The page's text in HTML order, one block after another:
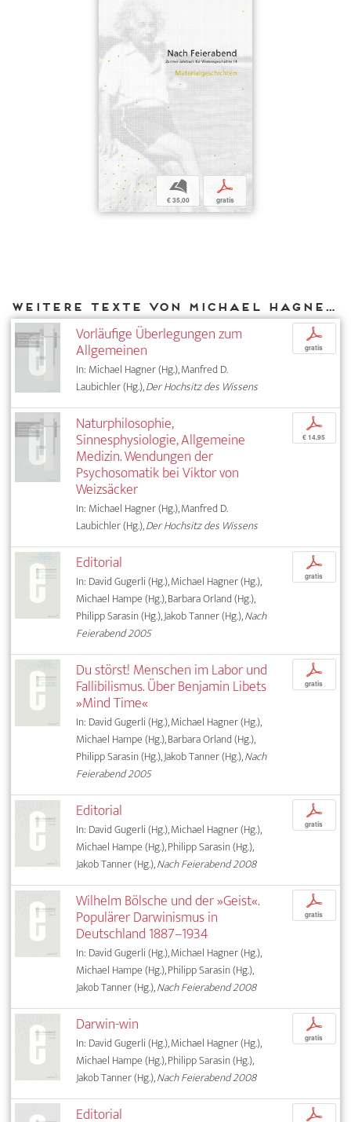
b
€ 35,00
p
gratis
Weitere Texte von Michael Hagner bei DIAPHANES
Vorläufige Überlegungen zum
Allgemeinen
In: Michael Hagner (Hg.), Manfred D.
Laubichler (Hg.),Der Hochsitz des Wissens
p
gratis
Naturphilosophie,
Sinnesphysiologie, Allgemeine
Medizin. Wendungen der
Psychosomatik bei Viktor von
Weizsäcker
In: Michael Hagner (Hg.), Manfred D.
Laubichler (Hg.),Der Hochsitz des Wissens
p
€ 14,95
Editorial
In: David Gugerli (Hg.), Michael Hagner (Hg.),
Michael Hampe (Hg.), Barbara Orland (Hg.),
Philipp Sarasin (Hg.), Jakob Tanner (Hg.),Nach
Feierabend 2005
p
gratis
Du störst! Menschen im Labor und
Fallibilismus. Über Benjamin Libets
»Mind Time«
In: David Gugerli (Hg.), Michael Hagner (Hg.),
Michael Hampe (Hg.), Barbara Orland (Hg.),
Philipp Sarasin (Hg.), Jakob Tanner (Hg.),Nach
Feierabend 2005
p
gratis
Editorial
In: David Gugerli (Hg.), Michael Hagner (Hg.),
Michael Hampe (Hg.), Philipp Sarasin (Hg.),
Jakob Tanner (Hg.),Nach Feierabend 2008
p
gratis
Wilhelm Bölsche und der »Geist«.
Populärer Darwinismus in
Deutschland 1887–1934
In: David Gugerli (Hg.), Michael Hagner (Hg.),
Michael Hampe (Hg.), Philipp Sarasin (Hg.),
Jakob Tanner (Hg.),Nach Feierabend 2008
p
gratis
Darwin-win
In: David Gugerli (Hg.), Michael Hagner (Hg.),
Michael Hampe (Hg.), Philipp Sarasin (Hg.),
Jakob Tanner (Hg.),Nach Feierabend 2008
p
gratis
Editorial p